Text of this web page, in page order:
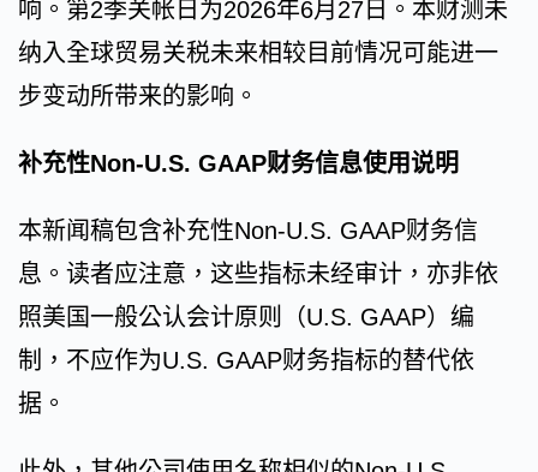
响。第2季关帐日为2026年6月27日。本财测未
纳入全球贸易关税未来相较目前情况可能进一
步变动所带来的影响。
补充性Non-U.S. GAAP财务信息使用说明
本新闻稿包含补充性Non-U.S. GAAP财务信
息。读者应注意，这些指标未经审计，亦非依
照美国一般公认会计原则（U.S. GAAP）编
制，不应作为U.S. GAAP财务指标的替代依
据。